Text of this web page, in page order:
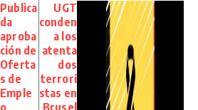
Publica
da
aproba
ción de
Oferta
s de
Emple
o
UGT
conden
a los
atenta
dos
terrori
stas en
Brusel